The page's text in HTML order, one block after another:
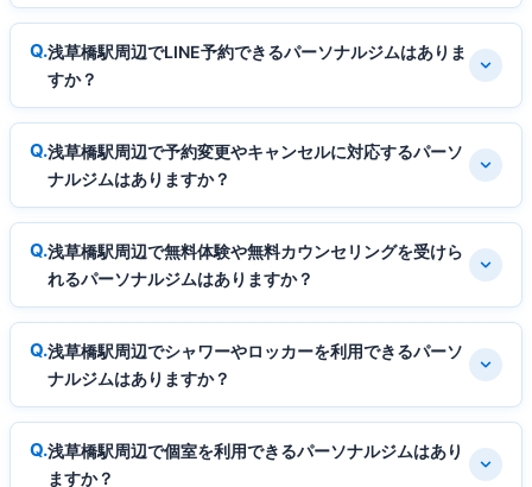
浅草橋駅周辺でLINE予約できるパーソナルジムはありま
すか？
浅草橋駅周辺で予約変更やキャンセルに対応するパーソ
ナルジムはありますか？
浅草橋駅周辺で無料体験や無料カウンセリングを受けら
れるパーソナルジムはありますか？
浅草橋駅周辺でシャワーやロッカーを利用できるパーソ
ナルジムはありますか？
浅草橋駅周辺で個室を利用できるパーソナルジムはあり
ますか？